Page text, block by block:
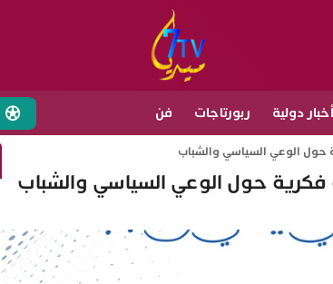
أخبار دولية ربورتاجات فن
حول الوعي السياسي والشباب
فكرية حول الوعي السياسي والشباب